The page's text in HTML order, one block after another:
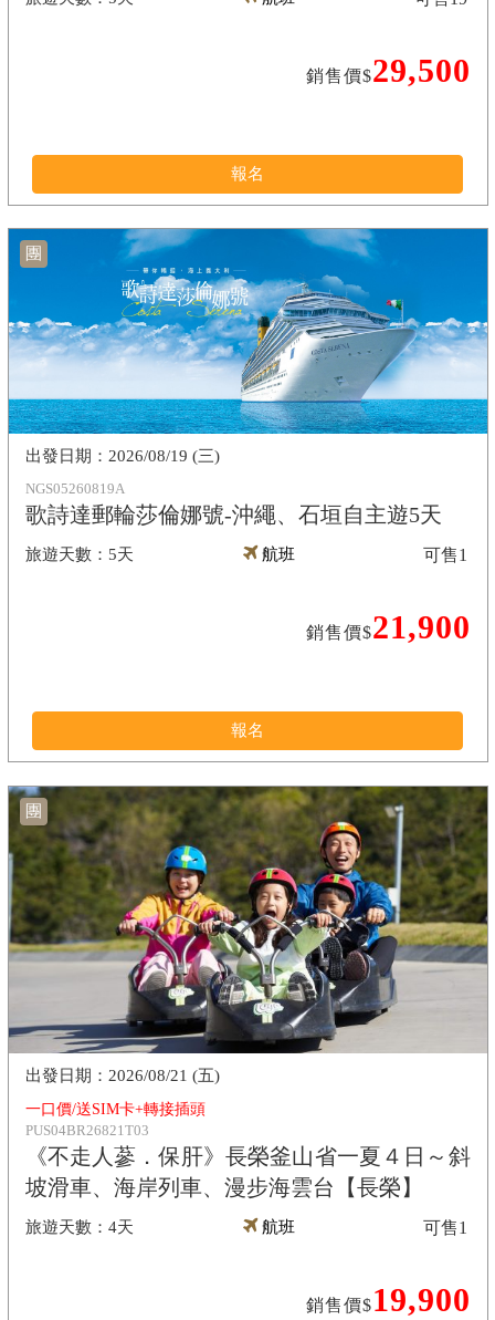
銷售價$29,500
報名
團
NGS05260819A
歌詩達郵輪莎倫娜號-沖繩、石垣自主遊5天
5天
2026/08/19 (三)
航班
銷售價$21,900
可售1
報名
團
一口價/送SIM卡+轉接插頭
PUS04BR26821T03
《不走人蔘．保肝》長榮釜山省一夏４日～斜
坡滑車、海岸列車、漫步海雲台【長榮】
4天
2026/08/21 (五)
航班
銷售價$19,900
可售1